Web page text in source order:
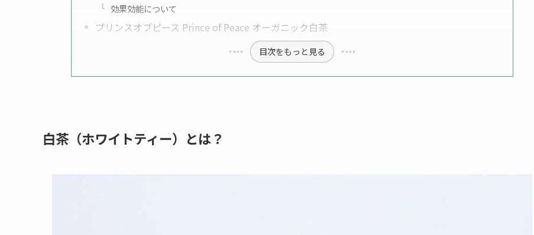
効果効能について
プリンスオブピース Prince of Peace オーガニック白茶
目次をもっと見る
白茶（ホワイトティー）とは？